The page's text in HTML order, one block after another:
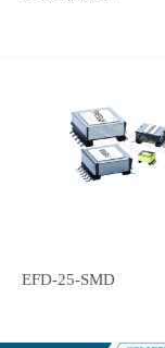
EFD-25-SMD